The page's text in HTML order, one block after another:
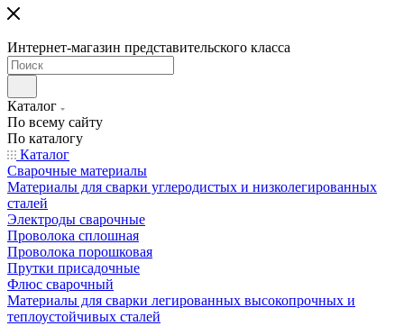
Интернет-магазин представительского класса
Каталог
По всему сайту
По каталогу
Каталог
Сварочные материалы
Материалы для сварки углеродистых и низколегированных
сталей
Электроды сварочные
Проволока сплошная
Проволока порошковая
Прутки присадочные
Флюс сварочный
Материалы для сварки легированных высокопрочных и
теплоустойчивых сталей